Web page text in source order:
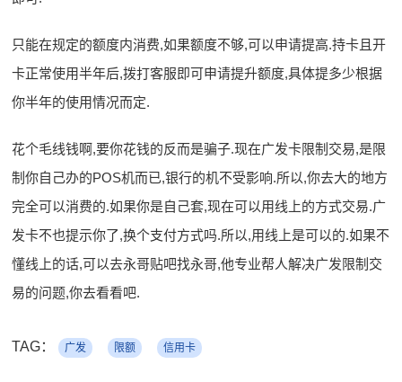
只能在规定的额度内消费,如果额度不够,可以申请提高.持卡且开
卡正常使用半年后,拨打客服即可申请提升额度,具体提多少根据
你半年的使用情况而定.
花个毛线钱啊,要你花钱的反而是骗子.现在广发卡限制交易,是限
制你自己办的POS机而已,银行的机不受影响.所以,你去大的地方
完全可以消费的.如果你是自己套,现在可以用线上的方式交易.广
发卡不也提示你了,换个支付方式吗.所以,用线上是可以的.如果不
懂线上的话,可以去永哥贴吧找永哥,他专业帮人解决广发限制交
易的问题,你去看看吧.
TAG： 广发 限额 信用卡